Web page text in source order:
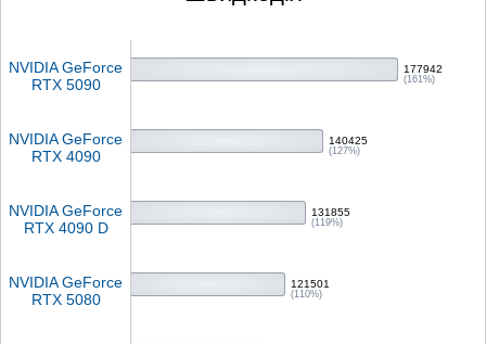
NVIDIA GeForce
RTX 5090
177942
(161%)
NVIDIA GeForce
RTX 4090
140425
(127%)
NVIDIA GeForce
RTX 4090 D
131855
(119%)
NVIDIA GeForce
RTX 5080
121501
(110%)